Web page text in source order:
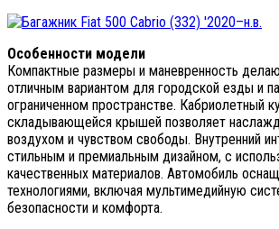
Особенности модели
Компактные размеры и маневренность
отличным вариантом для городской езды и
ограниченном пространстве. Кабриолетный
складывающейся крышей позволяет
воздухом и чувством свободы. Внутренний
стильным и премиальным дизайном, с
качественных материалов. Автомобиль
технологиями, включая мультимедийную
безопасности и комфорта.